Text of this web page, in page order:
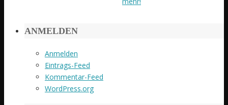
ANMELDEN
Anmelden
Eintrags-Feed
Kommentar-Feed
WordPress.org